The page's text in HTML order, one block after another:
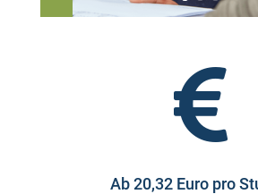

Ab 20,32 Euro pro